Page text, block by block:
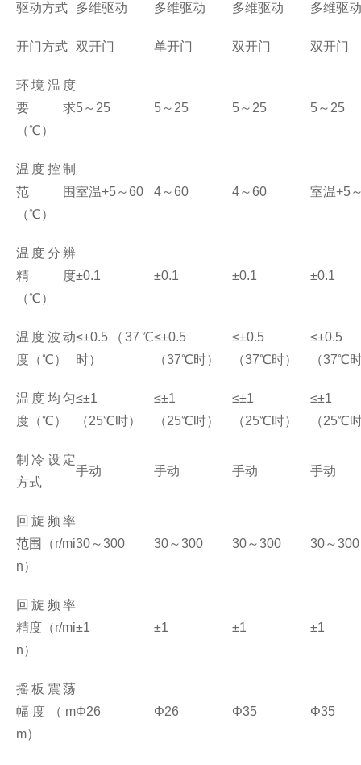
驱动方式 多维驱动 多维驱动 多维驱动 多维驱动
开门方式 双开门 单开门 双开门 双开门
环境温度
要求
（℃）
5～ 25 5～ 25 5～ 25 5～ 25
温度控制
范围
（℃）
室温+5～60 4～60 4～60 室温+5
温度分辨
精度
（℃）
±0.1 ±0.1 ±0.1 ±0.1
温度波动
度（℃）
≤±0.5 （37 ℃
时）
≤±0.5
（37℃时）
≤±0.5
（37℃时）
≤±0.5
（37℃
温度均匀
度（℃）
≤±1
（25℃时）
≤±1
（25℃时）
≤±1
（25℃时）
≤±1
（25℃
制冷设定
方式
手动 手动 手动 手动
回旋频率
范围（r/mi
n）
30～300 30～300 30～300 30～300
回旋频率
精度（r/mi
n）
±1 ±1 ±1 ±1
摇板震荡
幅度（ m
m）
Φ26 Φ26 Φ35 Φ35